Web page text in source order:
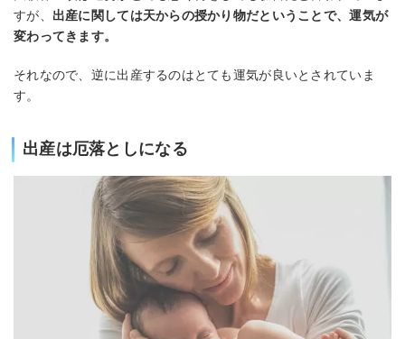
すが、 出産に関しては天からの授かり物だということで、運気が
変わってきます。
それなので、逆に出産するのはとても運気が良いとされていま
す。
出産は厄落としになる